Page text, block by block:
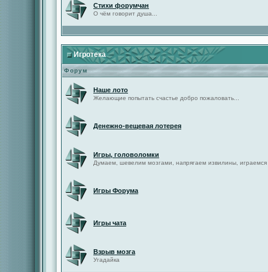
Стихи форумчан
О чём говорит душа...
Игротека
Форум
Наше лото
Желающие попытать счастье добро пожаловать...
Денежно-вещевая лотерея
Игры, головоломки
Думаем, шевелим мозгами, напрягаем извилины,
Игры Форума
Игры чата
Взрыв мозга
Угадайка